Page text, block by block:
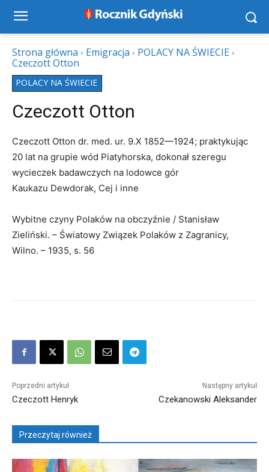
Strona główna Emigracja
POLACY NA ŚWIECIE
Czeczott Otton
POLACY NA ŚWIECIE
Czeczott Otton
Czeczott Otton dr. med. ur. 9.X 1852—1924; praktykując
20 lat na grupie wód Piatyhorska, dokonał szeregu
wycieczek badawczych na lodowce gór
Kaukazu Dewdorak, Cej i inne
Wybitne czyny Polaków na obczyźnie / Stanisław
Zieliński. – Światowy Związek Polaków z Zagranicy,
Wilno. – 1935, s. 56
Poprzedni artykuł
Czeczott Henryk
Następny artykuł
Czekanowski Aleksander
Przeczytaj również